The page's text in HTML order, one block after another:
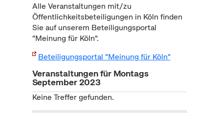
Alle Veranstaltungen mit/zu
Öffentlichkeitsbeteiligungen in Köln finden
Sie auf unserem Beteiligungsportal
"Meinung für Köln".
Beteiligungsportal "Meinung für Köln"
Veranstaltungen für Montags
September 2023
Keine Treffer gefunden.